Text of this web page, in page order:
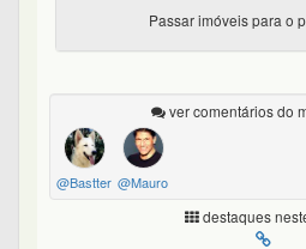
Passar imóveis para o
ver comentários do
@Bastter @Mauro
destaques